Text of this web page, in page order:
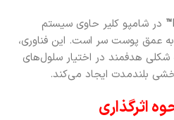
در شامپو کلیر حاوی سیستم
عمق پوست سر است. این فناوری،
شکلی هدفمند در اختیار سلول‌های
بلندمدت ایجاد می‌کند.
اثرگذاری